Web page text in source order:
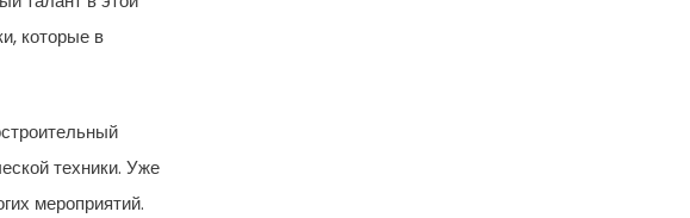
которые в
техники. Уже
мероприятий.